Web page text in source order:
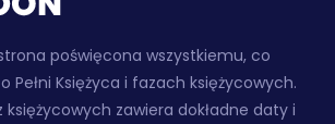
poświęcona wszystkiemu, co
Pełni Księżyca i fazach księżycowych.
księżycowych zawiera dokładne daty i